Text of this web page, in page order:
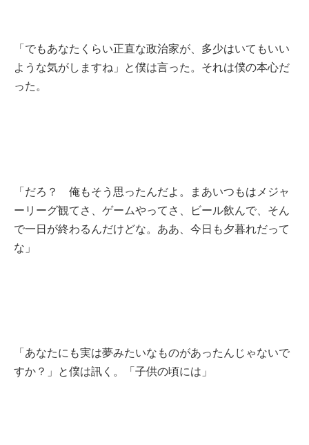
「でもあなたくらい正直な政治家が、多少はいてもいい
ような気がしますね」と僕は言った。それは僕の本心だ
った。
「だろ？ 俺もそう思ったんだよ。まあいつもはメジャ
ーリーグ観てさ、ゲームやってさ、ビール飲んで、そん
で一日が終わるんだけどな。ああ、今日も夕暮れだって
な」
「あなたにも実は夢みたいなものがあったんじゃないで
すか？」と僕は訊く。「子供の頃には」